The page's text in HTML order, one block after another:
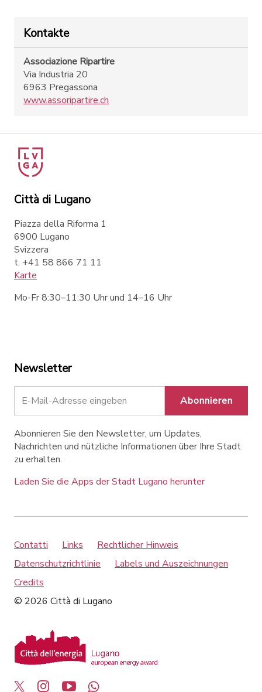
Kontakte
Associazione Ripartire
Via Industria 20
6963 Pregassona
www.assoripartire.ch
Città di Lugano
Piazza della Riforma 1
6900 Lugano
Svizzera
t. +41 58 866 71 11
Karte
Mo-Fr 8:30–11:30 Uhr und 14–16 Uhr
Newsletter
Abonnieren
Abonnieren Sie den Newsletter, um Updates,
Nachrichten und nützliche Informationen über Ihre Stadt
zu erhalten.
Laden Sie die Apps der Stadt Lugano herunter
Contatti Links
Rechtlicher Hinweis
Datenschutzrichtlinie
Labels und Auszeichnungen
Credits
© 2026 Città di Lugano